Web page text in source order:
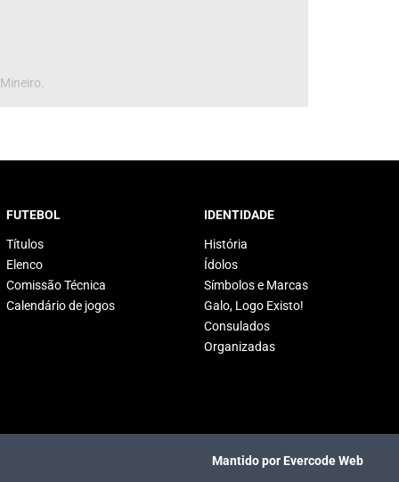
FUTEBOL
Títulos
Elenco
Comissão Técnica
Calendário de jogos
IDENTIDADE
História
Ídolos
Símbolos e Marcas
Galo, Logo Existo!
Consulados
Organizadas
Mantido por Evercode Web